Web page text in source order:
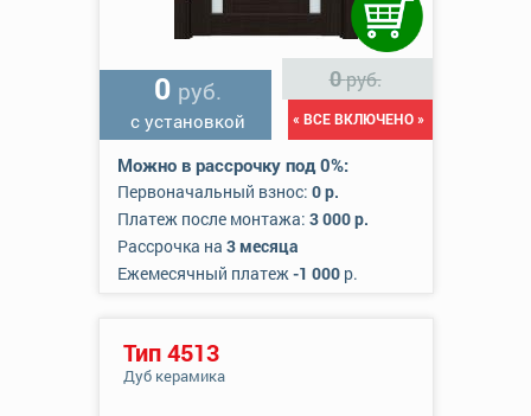
0 руб.
с установкой
0руб.
« ВСЕ ВКЛЮЧЕНО »
Можно в рассрочку под 0%:
Первоначальный взнос: 0 р.
Платеж после монтажа: 3 000 р.
Рассрочка на 3 месяца
Ежемесячный платеж-1 000р.
Тип 4513
Дуб керамика